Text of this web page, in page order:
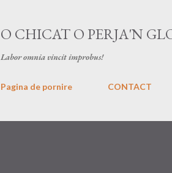
O CHICAT O PERJA'N
Labor omnia vincit improbus!
Pagina de pornire CONTACT